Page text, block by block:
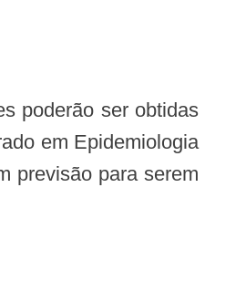
em Epidemiologia
previsão para serem